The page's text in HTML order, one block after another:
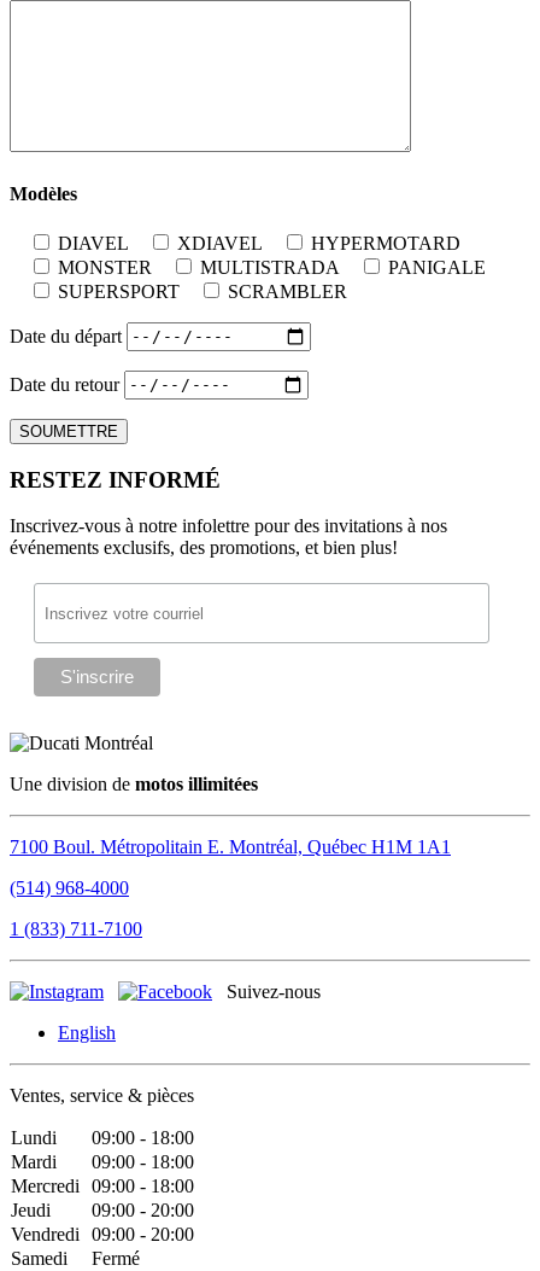
Modèles
DIAVEL XDIAVEL
HYPERMOTARD
MONSTER
MULTISTRADA
PANIGALE
SUPERSPORT
SCRAMBLER
Date du départ
Date du retour
RESTEZ INFORMÉ
Inscrivez-vous à notre infolettre pour des invitations à nos
événements exclusifs, des promotions, et bien plus!
Une division de motos illimitées
7100 Boul. Métropolitain E. Montréal, Québec H1M 1A1
(514) 968-4000
1 (833) 711-7100
Suivez-nous
English
Ventes, service & pièces
Lundi
09:00 - 18:00
Mardi
09:00 - 18:00
Mercredi
09:00 - 18:00
Jeudi
09:00 - 20:00
Vendredi
09:00 - 20:00
Samedi
Fermé